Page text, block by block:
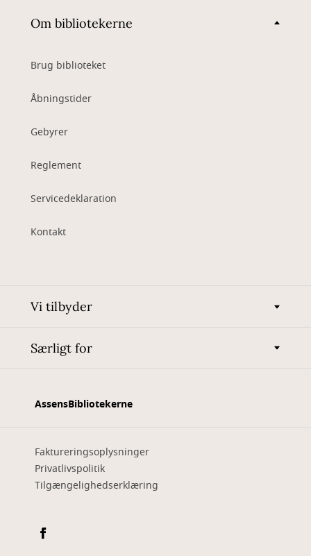
Om bibliotekerne
Brug biblioteket
Åbningstider
Gebyrer
Reglement
Servicedeklaration
Kontakt
Vi tilbyder
Særligt for
AssensBibliotekerne
Faktureringsoplysninger
Privatlivspolitik
Tilgængelighedserklæring